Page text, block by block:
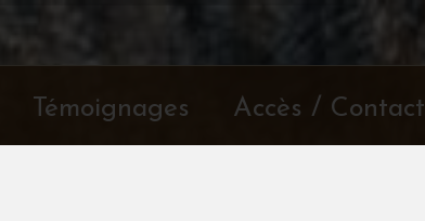
Témoignages Accès / Contact